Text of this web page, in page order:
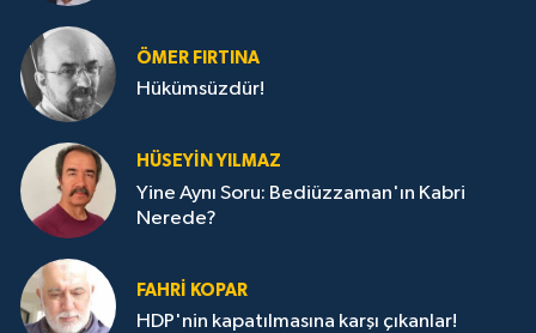
ÖMER FIRTINA
Hükümsüzdür!
HÜSEYIN YILMAZ
Yine Aynı Soru: Bediüzzaman'ın Kabri
Nerede?
FAHRI KOPAR
HDP'nin kapatılmasına karşı çıkanlar!